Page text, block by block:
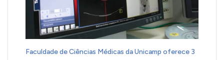
Faculdade de Ciências Médicas da Unicamp oferece 3